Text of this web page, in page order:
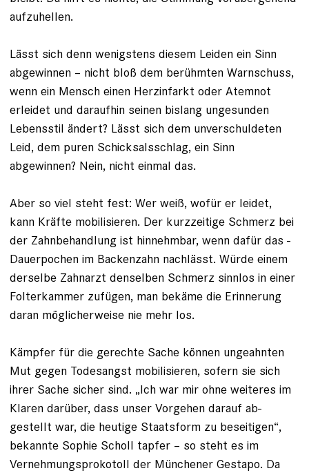
aufzuhellen.
Lässt sich denn wenigstens diesem Leiden ein Sinn
abgewinnen – nicht bloß dem berühmten Warnschuss,
wenn ein Mensch einen Herzinfarkt oder Atemnot
erleidet und daraufhin seinen bislang ungesunden
Lebensstil ändert? Lässt sich dem unverschuldeten
Leid, dem puren Schicksalsschlag, ein Sinn
abgewinnen? Nein, nicht einmal das.
Aber so viel steht fest: Wer weiß, wofür er leidet,
kann Kräfte mobilisieren. Der kurzzeitige Schmerz bei
der Zahnbehandlung ist hinnehmbar, wenn dafür das ­
Dauerpochen im Backenzahn nachlässt. Würde einem
derselbe Zahnarzt den­selben Schmerz sinnlos in einer
Folterkammer zufügen, man bekäme die Erinnerung
daran möglicherweise nie mehr los.
Kämpfer für die gerechte Sache können ungeahnten
Mut gegen Todesangst mo­bi­lisieren, sofern sie sich
ihrer Sache sicher sind. „Ich war mir ohne weiteres im
Klaren darüber, dass unser Vorgehen darauf ab­
gestellt war, die heutige Staatsform zu beseitigen“,
bekannte Sophie Scholl tapfer – so steht es im
Vernehmungsprokotoll der Münchener Gestapo. Da